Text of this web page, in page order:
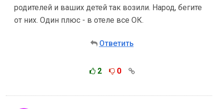
родителей и ваших детей так возили. Народ, бегите
от них. Один плюс - в отеле все ОК.
Ответить
2 0